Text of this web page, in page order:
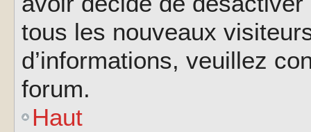
tous les nouveaux
d’informations, veuillez
forum.
Haut